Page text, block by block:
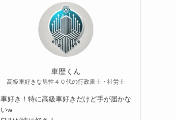
車歴くん
高級車好きな男性４０代の行政書士・社労士
車好き！特に高級車好きだけど手が届かな
いw